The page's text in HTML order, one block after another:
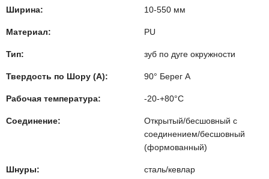
Ширина: 10-550 мм
Материал: PU
Тип: зуб по дуге окружности
Твердость по Шору (А): 90° Берег А
Рабочая температура: -20-+80°C
Соединение:
Открытый/бесшовный с
соединением/бесшовный
(формованный)
Шнуры: сталь/кевлар